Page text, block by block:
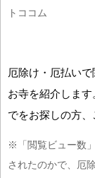
トココム
厄除け・厄払い
お寺を紹介しま
でをお探しの方、
※「閲覧ビュー数
されたのかで、厄